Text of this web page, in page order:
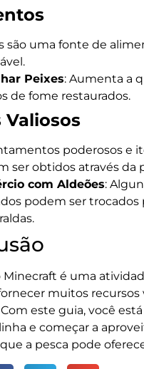
são uma fonte de
Peixes: Aumenta a
de fome restaurados.
Valiosos
poderosos e
ser obtidos através da
com Aldeões:
podem ser trocados
Minecraft é uma
muitos recursos
este guia, você
e começar a
a pesca pode